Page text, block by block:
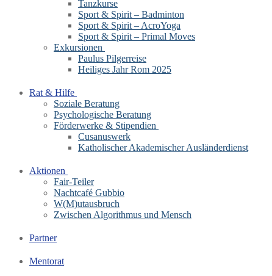
Tanzkurse
Sport & Spirit – Badminton
Sport & Spirit – AcroYoga
Sport & Spirit – Primal Moves
Exkursionen
Paulus Pilgerreise
Heiliges Jahr Rom 2025
Rat & Hilfe
Soziale Beratung
Psychologische Beratung
Förderwerke & Stipendien
Cusanuswerk
Katholischer Akademischer Ausländerdienst
Aktionen
Fair-Teiler
Nachtcafé Gubbio
W(M)utausbruch
Zwischen Algorithmus und Mensch
Partner
Mentorat